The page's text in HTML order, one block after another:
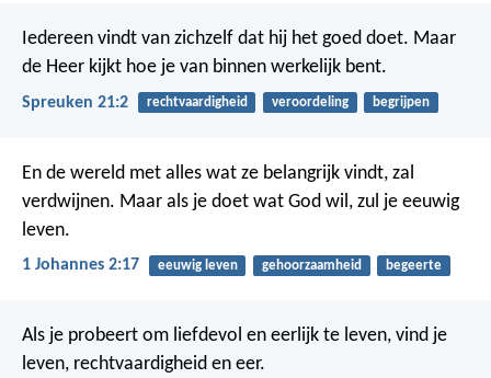
Iedereen vindt van zichzelf dat hij het goed doet. Maar
de Heer kijkt hoe je van binnen werkelijk bent.
Spreuken 21:2 rechtvaardigheid veroordeling begrijpen
En de wereld met alles wat ze belangrijk vindt, zal
verdwijnen. Maar als je doet wat God wil, zul je eeuwig
leven.
1 Johannes 2:17 eeuwig leven gehoorzaamheid begeerte
Als je probeert om liefdevol en eerlijk te leven, vind je
leven, rechtvaardigheid en eer.